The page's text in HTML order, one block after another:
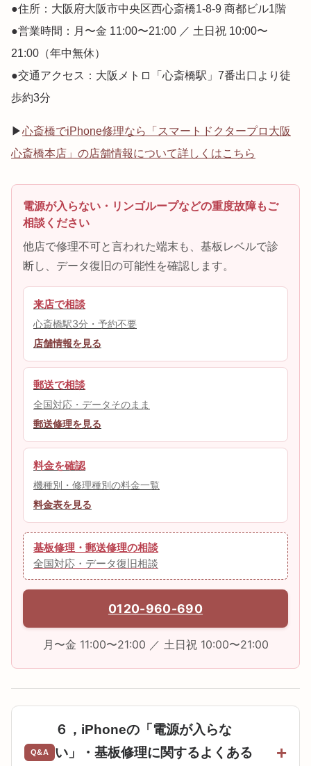
●住所：大阪府大阪市中央区西心斎橋1-8-9 商都ビル1階
●営業時間：月〜金 11:00〜21:00 ／ 土日祝 10:00〜
21:00（年中無休）
●交通アクセス：大阪メトロ「心斎橋駅」7番出口より徒
歩約3分
▶心斎橋でiPhone修理なら「スマートドクタープロ大阪
心斎橋本店」の店舗情報について詳しくはこちら
電源が入らない・リンゴループなどの重度故障もご
相談ください
他店で修理不可と言われた端末も、基板レベルで診
断し、データ復旧の可能性を確認します。
来店で相談
心斎橋駅3分・予約不要
店舗情報を見る
郵送で相談
全国対応・データそのまま
郵送修理を見る
料金を確認
機種別・修理種別の料金一覧
料金表を見る
基板修理・郵送修理の相談
全国対応・データ復旧相談
0120-960-690
月〜金 11:00〜21:00 ／ 土日祝 10:00〜21:00
６，iPhoneの「電源が入らな
い」・基板修理に関するよくある